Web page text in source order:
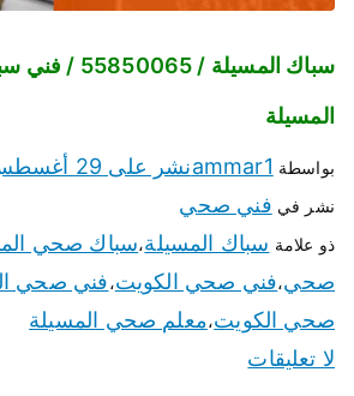
سباك المسيلة /
المسيلة
بواسطة ammar1نشر على 29 أغسطس، 2020
نشر في فني صحي
ذو علامة سباك المسيلة،سباك صحي
صحي،فني صحي الكويت،فني صحي
صحي الكويت،معلم صحي المسيلة
لا تعليقات